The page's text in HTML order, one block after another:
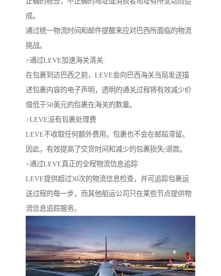
成。
通过统一物流时间和邮件提醒来应对巴西所面临的物流
挑战。
>通过LEVE加速海关清关:
在包裹到达巴西之前，LEVE会向巴西海关当局发送描
述包裹内容的电子声明，透明的通关过程将有效减少价
值低于50美元的包裹在海关的数量。
>LEVE没有包裹处理费
LEVE不收取任何额外费用，包裹也不会在邮局滞留。
因此，有效提高了交货时间和减少的包裹损失/退款。
>通过LEVE真正的全程物流信息追踪
LEVE提供超过30次的物流信息检查，并可追踪包裹运
送过程的每一步，而其他船运公司只在某些节点提供物
流信息追踪服务。